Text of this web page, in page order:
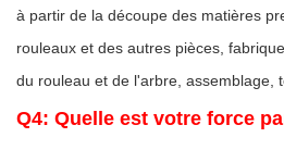
à partir de la découpe des matières
rouleaux et des autres pièces,
du rouleau et de l'arbre, assemblage,
Q4: Quelle est votre force